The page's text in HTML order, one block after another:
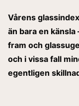
Vårens
än bara en
fram och
och i vissa fall
egentligen